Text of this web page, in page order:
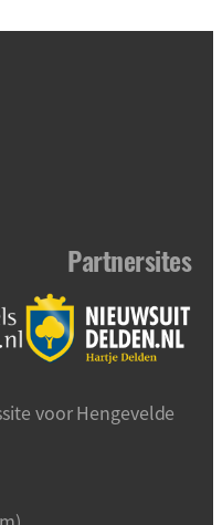
Partnersites
voor Hengevelde